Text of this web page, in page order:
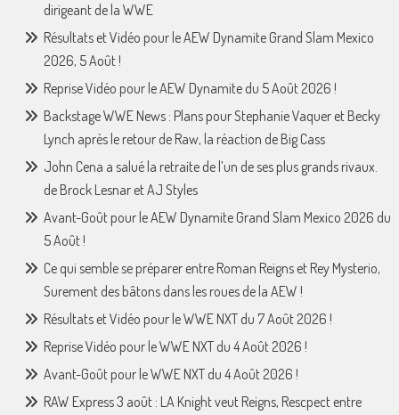
dirigeant de la WWE
Résultats et Vidéo pour le AEW Dynamite Grand Slam Mexico
2026, 5 Août !
Reprise Vidéo pour le AEW Dynamite du 5 Août 2026 !
Backstage WWE News : Plans pour Stephanie Vaquer et Becky
Lynch après le retour de Raw, la réaction de Big Cass
John Cena a salué la retraite de l’un de ses plus grands rivaux.
de Brock Lesnar et AJ Styles
Avant-Goût pour le AEW Dynamite Grand Slam Mexico 2026 du
5 Août !
Ce qui semble se préparer entre Roman Reigns et Rey Mysterio,
Surement des bâtons dans les roues de la AEW !
Résultats et Vidéo pour le WWE NXT du 7 Août 2026 !
Reprise Vidéo pour le WWE NXT du 4 Août 2026 !
Avant-Goût pour le WWE NXT du 4 Août 2026 !
RAW Express 3 août : LA Knight veut Reigns, Rescpect entre